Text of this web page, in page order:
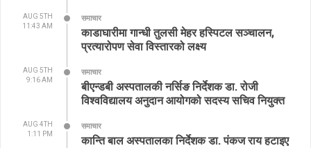
AUG 5TH
11:43 AM
समाचार
काडाघारीमा गान्धी तुलसी मेहर हस्पिटल सञ्चालन,
प्रत्यारोपण सेवा विस्तारको लक्ष्य
AUG 5TH
9:16 AM
समाचार
बीएन्डबी अस्पतालकी नर्सिङ निर्देशक डा. रोजी
विश्वविद्यालय अनुदान आयोगको सदस्य सचिव नियुक्त
AUG 4TH
1:11 PM
समाचार
कान्ति बाल अस्पतालका निर्देशक डा. पंकज राय हटाइए